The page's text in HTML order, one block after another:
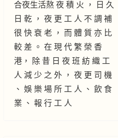
合夜生活熬 夜 積 火 ， 日 久
日 乾 ， 夜 更 工 人 不 調 補
很 快 衰 老 ， 而 體 質 亦 比
較 差 。 在 現 代 繁 榮 香
港， 除 昔 日 夜 班 紡 織 工
人 減 少 之 外 ， 夜 更 司 機
、 娛 樂 場 所 工 人 、 飲 食
業 、 報 行 工 人